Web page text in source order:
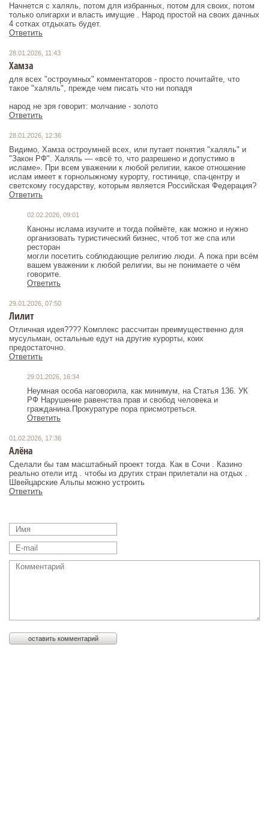
Начнется с халяль, потом для избранных, потом для своих, потом
только олигархи и власть имущие . Народ простой на своих дачных
4 сотках отдыхать будет.
Ответить
28.01.2026, 11:43
Хамза
для всех "остроумных" комментаторов - просто почитайте, что
такое "халяль", прежде чем писать что ни попадя
народ не зря говорит: молчание - золото
Ответить
28.01.2026, 12:36
Видимо, Хамза остроумней всех, или путает понятия "халяль" и
"Закон РФ". Халяль — «всё то, что разрешено и допустимо в
исламе». При всем уважении к любой религии, какое отношение
ислам имеет к горнолыжному курорту, гостинице, спа-центру и
светскому государству, которым является Российская Федерация?
Ответить
02.02.2026, 09:01
Каноны ислама изучите и тогда поймёте, как можно и нужно
организовать туристический бизнес, чтоб тот же спа или
ресторан
могли посетить соблюдающие религию люди. А пока при всём
вашем уважении к любой религии, вы не понимаете о чём
говорите.
Ответить
29.01.2026, 07:50
Лилит
Отличная идея???? Комплекс рассчитан преимущественно для
мусульман, остальные едут на другие курорты, коих
предостаточно.
Ответить
29.01.2026, 16:34
Неумная особа наговорила, как минимум, на Статья 136. УК
РФ Нарушение равенства прав и свобод человека и
гражданина.Прокуратуре пора присмотреться.
Ответить
01.02.2026, 17:36
Алёна
Сделали бы там масштабный проект тогда. Как в Сочи . Казино
реально отели итд . чтобы из других стран прилетали на отдых .
Швейцарские Альпы можно устроить
Ответить